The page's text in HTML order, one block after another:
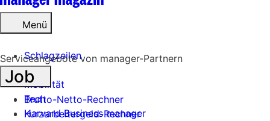
Menü
Schlagzeilen
Mobilität
Tech
Harvard Business manager
Serviceangebote von manager-Partnern
Job
Brutto-Netto-Rechner
Kurzarbeitergeld-Rechner